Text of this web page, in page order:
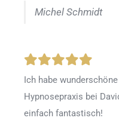
Michel Schmidt
Ich habe
Hypnosepraxis bei
einfach fantastisch!